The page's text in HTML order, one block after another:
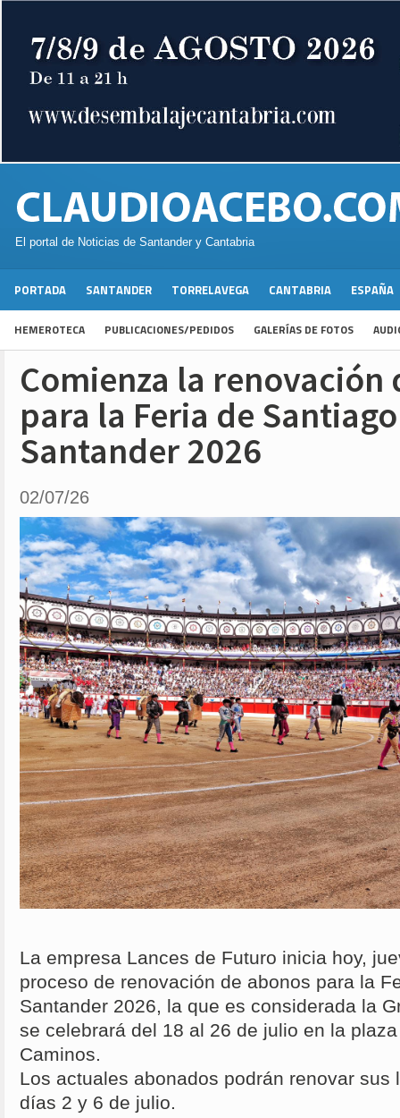
El portal de Noticias de Santander y Cantabria
PORTADA SANTANDER TORRELAVEGA CANTABRIA ESPAÑA
HEMEROTECA PUBLICACIONES/PEDIDOS GALERÍAS DE FOTOS
Comienza la renovación
para la Feria de
Santander 2026
02/07/26
La empresa Lances de Futuro inicia hoy,
proceso de renovación de abonos para la
Santander 2026, la que es considerada la
se celebrará del 18 al 26 de julio en la
Caminos.
Los actuales abonados podrán renovar sus
días 2 y 6 de julio.